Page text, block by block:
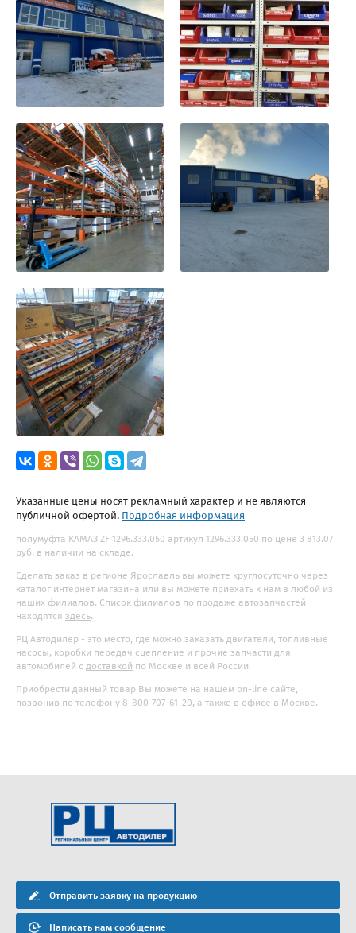
Указанные цены носят рекламный характер и не являются
публичной офертой. Подробная информация
полумуфта КАМАЗ ZF 1296.333.050 артикул 1296.333.050 по цене 3 813.07
руб. в наличии на складе.
Сделать заказ в регионе Ярославль вы можете круглосуточно через
каталог интернет магазина или вы можете приехать к нам в любой из
наших филиалов. Список филиалов по продаже автозапчастей
находятся здесь.
РЦ Автодилер - это место, где можно заказать двигатели, топливные
насосы, коробки передач сцепление и прочие запчасти для
автомобилей с доставкой по Москве и всей России.
Приобрести данный товар Вы можете на нашем on-line сайте,
позвонив по телефону 8-800-707-61-20, а также в офисе в Москве.
Отправить заявку на продукцию
Написать нам сообщение